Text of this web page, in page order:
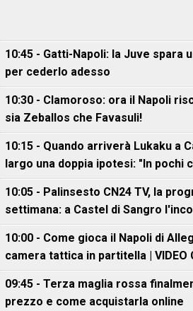
10:45 - Gatti-Napoli: la Juve spara
per cederlo adesso
10:30 - Clamoroso: ora il Napoli
sia Zeballos che Favasuli!
10:15 - Quando arriverà Lukaku a
largo una doppia ipotesi: "In pochi
10:05 - Palinsesto CN24 TV, la
settimana: a Castel di Sangro
10:00 - Come gioca il Napoli di
camera tattica in partitella | VIDEO
09:45 - Terza maglia rossa
prezzo e come acquistarla online